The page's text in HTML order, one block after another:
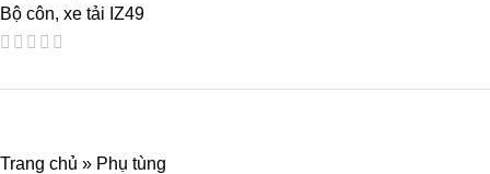
Bộ côn, xe tải IZ49
Trang chủ » Phụ tùng